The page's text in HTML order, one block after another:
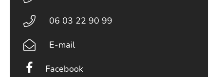
06 03 22 90 99
E-mail
Facebook